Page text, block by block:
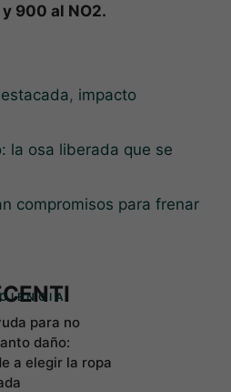
900 al NO2.
, impacto
la osa liberada que se
compromisos para frenar
para no
daño:
a elegir la ropa